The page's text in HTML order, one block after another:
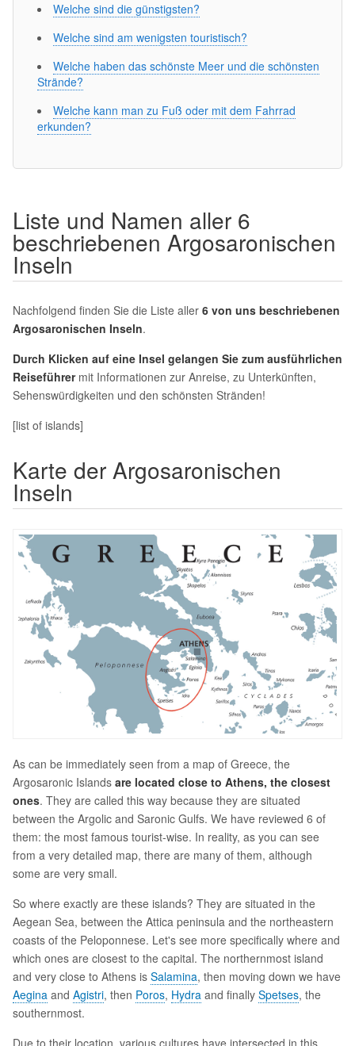
Welche sind die günstigsten?
Welche sind am wenigsten touristisch?
Welche haben das schönste Meer und die schönsten
Strände?
Welche kann man zu Fuß oder mit dem Fahrrad
erkunden?
Liste und Namen aller 6
beschriebenen Argosaronischen
Inseln
Nachfolgend finden Sie die Liste aller 6 von uns beschriebenen
Argosaronischen Inseln.
Durch Klicken auf eine Insel gelangen Sie zum ausführlichen
Reiseführermit Informationen zur Anreise, zu Unterkünften,
Sehenswürdigkeiten und den schönsten Stränden!
[list of islands]
Karte der Argosaronischen
Inseln
As can be immediately seen from a map of Greece, the
Argosaronic Islands are located close to Athens, the closest
ones. They are called this way because they are situated
between the Argolic and Saronic Gulfs. We have reviewed 6 of
them: the most famous tourist-wise. In reality, as you can see
from a very detailed map, there are many of them, although
some are very small.
So where exactly are these islands? They are situated in the
Aegean Sea, between the Attica peninsula and the northeastern
coasts of the Peloponnese. Let's see more specifically where and
which ones are closest to the capital. The northernmost island
and very close to Athens is Salamina, then moving down we have
Aegina and Agistri, then Poros, Hydra and finally Spetses, the
southernmost.
Due to their location, various cultures have intersected in this